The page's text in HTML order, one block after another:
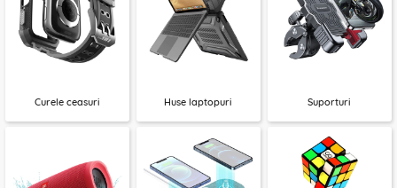
Curele ceasuri Huse laptopuri Suporturi